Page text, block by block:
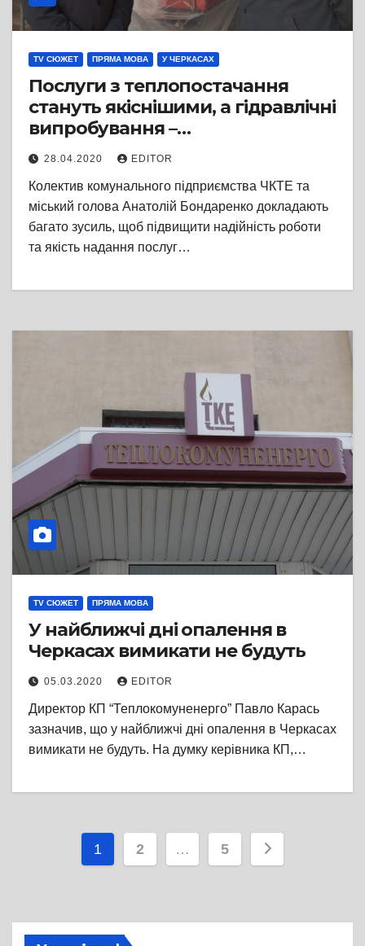
TV СЮЖЕТ ПРЯМА МОВА У ЧЕРКАСАХ
Послуги з теплопостачання
стануть якіснішими, а гідравлічні
випробування –
комфортнішими для черкащан,
– Анатолій Бондаренко
28.04.2020 EDITOR
Колектив комунального підприємства ЧКТЕ та
міський голова Анатолій Бондаренко докладають
багато зусиль, щоб підвищити надійність роботи
та якість надання послуг…
TV СЮЖЕТ ПРЯМА МОВА
У найближчі дні опалення в
Черкасах вимикати не будуть
05.03.2020 EDITOR
Директор КП “Теплокомуненерго” Павло Карась
зазначив, що у найближчі дні опалення в Черкасах
вимикати не будуть. На думку керівника КП,…
Пагінація
1 2 … 5